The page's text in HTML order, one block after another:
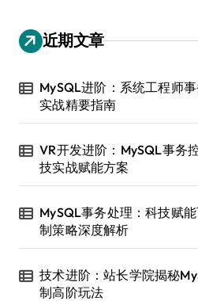
近期文章
MySQL进阶：系统工程师
实战精要指南
VR开发进阶：MySQL事务
技实战赋能方案
MySQL事务处理：科技赋
制策略深度解析
技术进阶：站长学院揭秘
制高阶玩法